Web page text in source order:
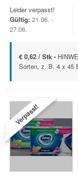
Leider verpasst!
Gültig: 21.06. -
27.06.
€ 0,62 / Stk -
Sorten, z. B. 4 x 45
Verpasst!